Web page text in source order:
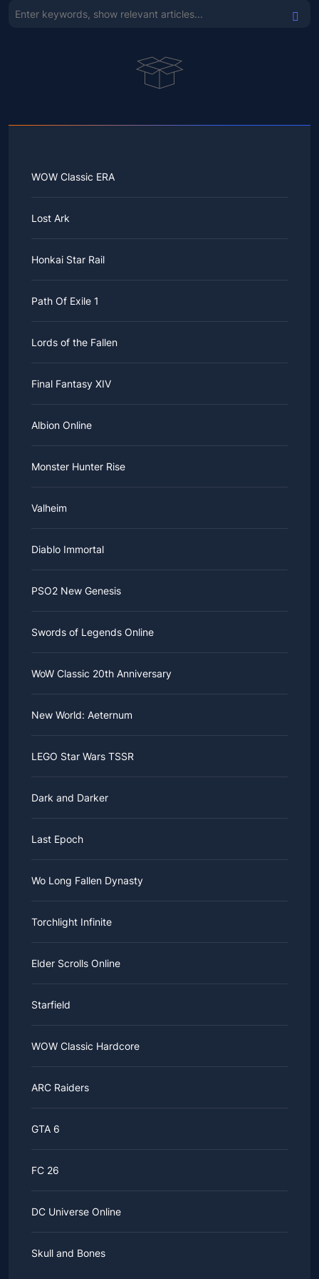
WOW Classic ERA
Lost Ark
Honkai Star Rail
Path Of Exile 1
Lords of the Fallen
Final Fantasy XIV
Albion Online
Monster Hunter Rise
Valheim
Diablo Immortal
PSO2 New Genesis
Swords of Legends Online
WoW Classic 20th Anniversary
New World: Aeternum
LEGO Star Wars TSSR
Dark and Darker
Last Epoch
Wo Long Fallen Dynasty
Torchlight Infinite
Elder Scrolls Online
Starfield
WOW Classic Hardcore
ARC Raiders
GTA 6
FC 26
DC Universe Online
Skull and Bones